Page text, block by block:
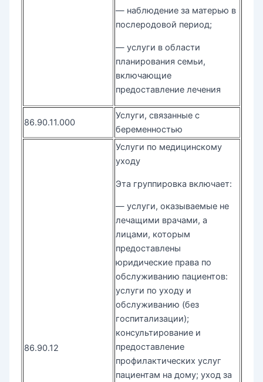
— наблюдение за матерью в
послеродовой период;
— услуги в области
планирования семьи,
включающие
предоставление лечения
86.90.11.000
Услуги, связанные с
беременностью
86.90.12
Услуги по медицинскому
уходу
Эта группировка включает:
— услуги, оказываемые не
лечащими врачами, а
лицами, которым
предоставлены
юридические права по
обслуживанию пациентов:
услуги по уходу и
обслуживанию (без
госпитализации);
консультирование и
предоставление
профилактических услуг
пациентам на дому; уход за